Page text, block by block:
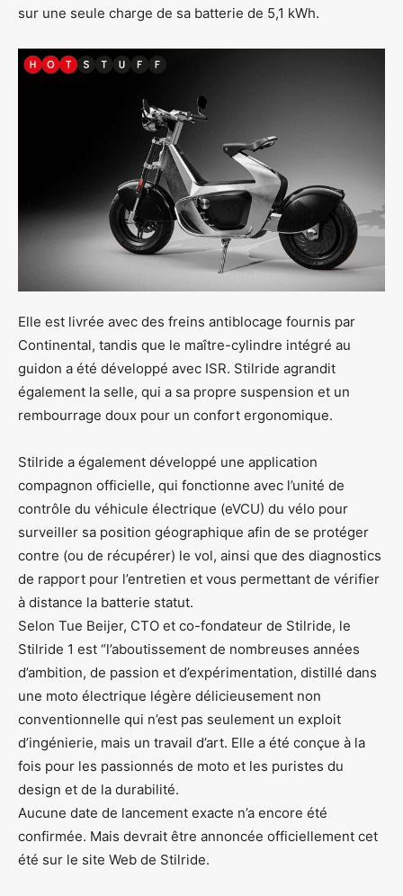
sur une seule charge de sa batterie de 5,1 kWh.
Elle est livrée avec des freins antiblocage fournis par
Continental, tandis que le maître-cylindre intégré au
guidon a été développé avec ISR. Stilride agrandit
également la selle, qui a sa propre suspension et un
rembourrage doux pour un confort ergonomique.
Stilride a également développé une application
compagnon officielle, qui fonctionne avec l’unité de
contrôle du véhicule électrique (eVCU) du vélo pour
surveiller sa position géographique afin de se protéger
contre (ou de récupérer) le vol, ainsi que des diagnostics
de rapport pour l’entretien et vous permettant de vérifier
à distance la batterie statut.
Selon Tue Beijer, CTO et co-fondateur de Stilride, le
Stilride 1 est “l’aboutissement de nombreuses années
d’ambition, de passion et d’expérimentation, distillé dans
une moto électrique légère délicieusement non
conventionnelle qui n’est pas seulement un exploit
d’ingénierie, mais un travail d’art. Elle a été conçue à la
fois pour les passionnés de moto et les puristes du
design et de la durabilité.
Aucune date de lancement exacte n’a encore été
confirmée. Mais devrait être annoncée officiellement cet
été sur le site Web de Stilride.